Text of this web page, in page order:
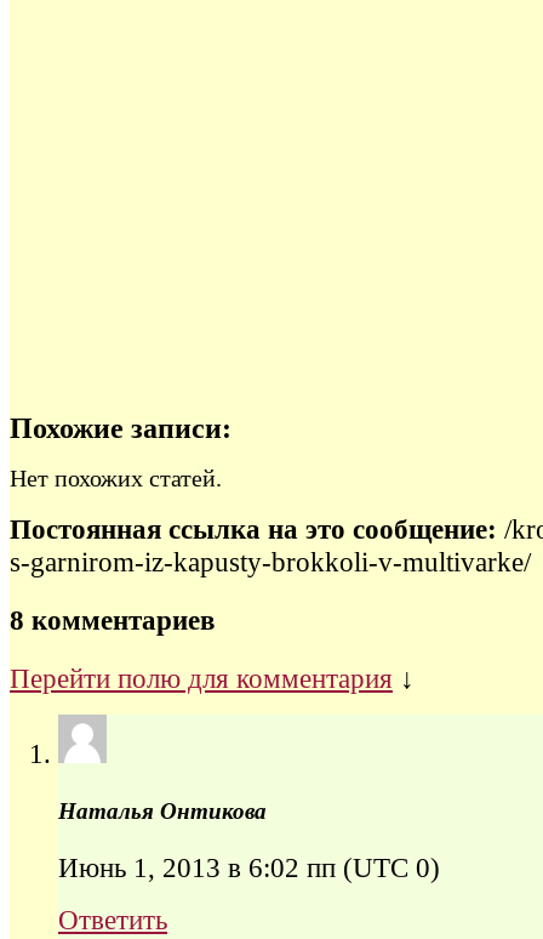
Похожие записи:
Нет похожих статей.
Постоянная ссылка на это сообщение: /
s-garnirom-iz-kapusty-brokkoli-v-multivarke/
8 комментариев
Перейти полю для комментария ↓
Наталья Онтикова
Июнь 1, 2013 в 6:02 пп (UTC 0)
Ответить